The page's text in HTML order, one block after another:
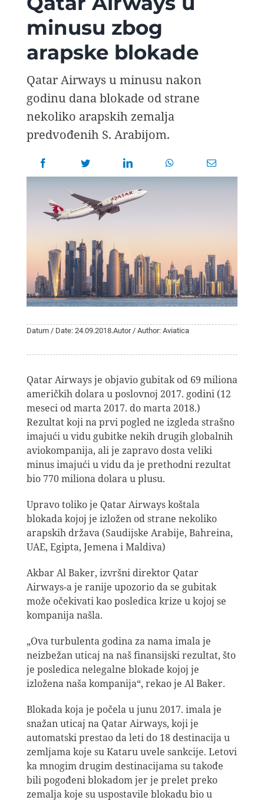
AVIOPEDIA
SPECIJAL
FOTO PRIČA
AGENT
minusu zbog
arapske blokade
Qatar Airways u minusu nakon
godinu dana blokade od strane
nekoliko arapskih zemalja
predvođenih S. Arabijom.
Datum / Date: 24.09.2018.Autor / Author: Aviatica
Qatar Airways je objavio gubitak od 69 miliona
američkih dolara u poslovnoj 2017. godini (12
meseci od marta 2017. do marta 2018.)
Rezultat koji na prvi pogled ne izgleda strašno
imajući u vidu gubitke nekih drugih globalnih
aviokompanija, ali je zapravo dosta veliki
minus imajući u vidu da je prethodni rezultat
bio 770 miliona dolara u plusu.
Upravo toliko je Qatar Airways koštala
blokada kojoj je izložen od strane nekoliko
arapskih država (Saudijske Arabije, Bahreina,
UAE, Egipta, Jemena i Maldiva)
Akbar Al Baker, izvršni direktor Qatar
Airways-a je ranije upozorio da se gubitak
može očekivati kao posledica krize u kojoj se
kompanija našla.
„Ova turbulenta godina za nama imala je
neizbežan uticaj na naš finansijski rezultat, što
je posledica nelegalne blokade kojoj je
izložena naša kompanija“, rekao je Al Baker.
Blokada koja je počela u junu 2017. imala je
snažan uticaj na Qatar Airways, koji je
automatski prestao da leti do 18 destinacija u
zemljama koje su Kataru uvele sankcije. Letovi
ka mnogim drugim destinacijama su takođe
bili pogođeni blokadom jer je prelet preko
zemalja koje su uspostavile blokadu bio u